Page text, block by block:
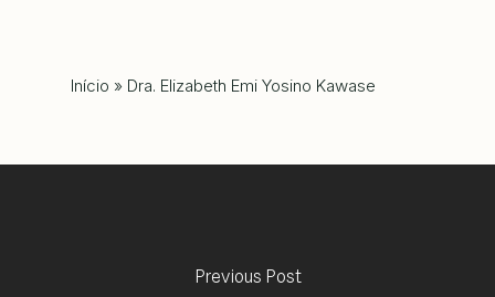
Início » Dra. Elizabeth Emi Yosino Kawase
Previous Post